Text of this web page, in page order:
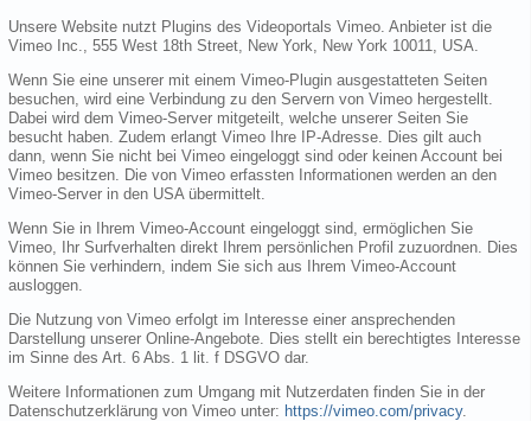
Unsere Website nutzt Plugins des Videoportals Vimeo. Anbieter ist die
Vimeo Inc., 555 West 18th Street, New York, New York 10011, USA.
Wenn Sie eine unserer mit einem Vimeo-Plugin ausgestatteten Seiten
besuchen, wird eine Verbindung zu den Servern von Vimeo hergestellt.
Dabei wird dem Vimeo-Server mitgeteilt, welche unserer Seiten Sie
besucht haben. Zudem erlangt Vimeo Ihre IP-Adresse. Dies gilt auch
dann, wenn Sie nicht bei Vimeo eingeloggt sind oder keinen Account bei
Vimeo besitzen. Die von Vimeo erfassten Informationen werden an den
Vimeo-Server in den USA übermittelt.
Wenn Sie in Ihrem Vimeo-Account eingeloggt sind, ermöglichen Sie
Vimeo, Ihr Surfverhalten direkt Ihrem persönlichen Profil zuzuordnen. Dies
können Sie verhindern, indem Sie sich aus Ihrem Vimeo-Account
ausloggen.
Die Nutzung von Vimeo erfolgt im Interesse einer ansprechenden
Darstellung unserer Online-Angebote. Dies stellt ein berechtigtes Interesse
im Sinne des Art. 6 Abs. 1 lit. f DSGVO dar.
Weitere Informationen zum Umgang mit Nutzerdaten finden Sie in der
Datenschutzerklärung von Vimeo unter: https://vimeo.com/privacy.